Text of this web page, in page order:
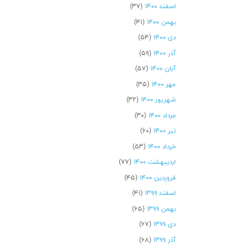
اسفند ۱۴۰۰
(۳۷)
بهمن ۱۴۰۰
(۴۱)
دی ۱۴۰۰
(۵۴)
آذر ۱۴۰۰
(۵۹)
آبان ۱۴۰۰
(۵۷)
مهر ۱۴۰۰
(۳۵)
شهریور ۱۴۰۰
(۳۲)
مرداد ۱۴۰۰
(۳۰)
تیر ۱۴۰۰
(۶۰)
خرداد ۱۴۰۰
(۵۳)
اردیبهشت ۱۴۰۰
(۷۷)
فروردین ۱۴۰۰
(۴۵)
اسفند ۱۳۹۹
(۴۱)
بهمن ۱۳۹۹
(۶۵)
دی ۱۳۹۹
(۶۷)
آذر ۱۳۹۹
(۶۸)